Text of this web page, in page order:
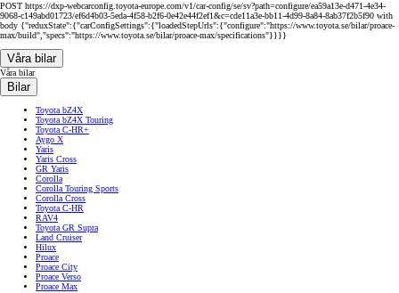
POST https://dxp-webcarconfig.toyota-europe.com/v1/car-config/se/sv?path=configure/ea59a13e-d471-4e34-
9068-c149abd01723/ef6d4b03-5eda-4f58-b2f6-0e42e44f2ef1&c=cde11a3e-bb11-4d99-8a84-8ab37f2b5f90 with
body {"reduxState":{"carConfigSettings":{"loadedStepUrls":{"configure":"https://www.toyota.se/bilar/proace-
max/build","specs":"https://www.toyota.se/bilar/proace-max/specifications"}}}}
Våra bilar
Våra bilar
Bilar
Toyota bZ4X
Toyota bZ4X Touring
Toyota C-HR+
Aygo X
Yaris
Yaris Cross
GR Yaris
Corolla
Corolla Touring Sports
Corolla Cross
Toyota C-HR
RAV4
Toyota GR Supra
Land Cruiser
Hilux
Proace
Proace City
Proace Verso
Proace Max